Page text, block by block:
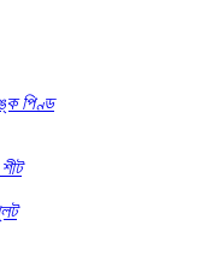
পিণ্ড